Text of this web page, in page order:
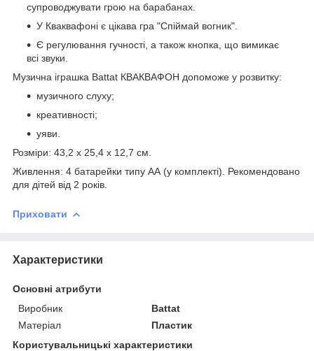
супроводжувати грою на барабанах.
У Кваквафоні є цікава гра "Спіймай вогник".
Є регулювання гучності, а також кнопка, що вимикає
всі звуки.
Музична іграшка Battat КВАКВАФОН допоможе у розвитку:
музичного слуху;
креативності;
уяви.
Розміри: 43,2 х 25,4 х 12,7 см.
Живлення: 4 батарейки типу АА (у комплекті). Рекомендовано
для дітей від 2 років.
Приховати
Характеристики
Основні атрибути
Виробник
Battat
Матеріал
Пластик
Користувальницькі характеристики